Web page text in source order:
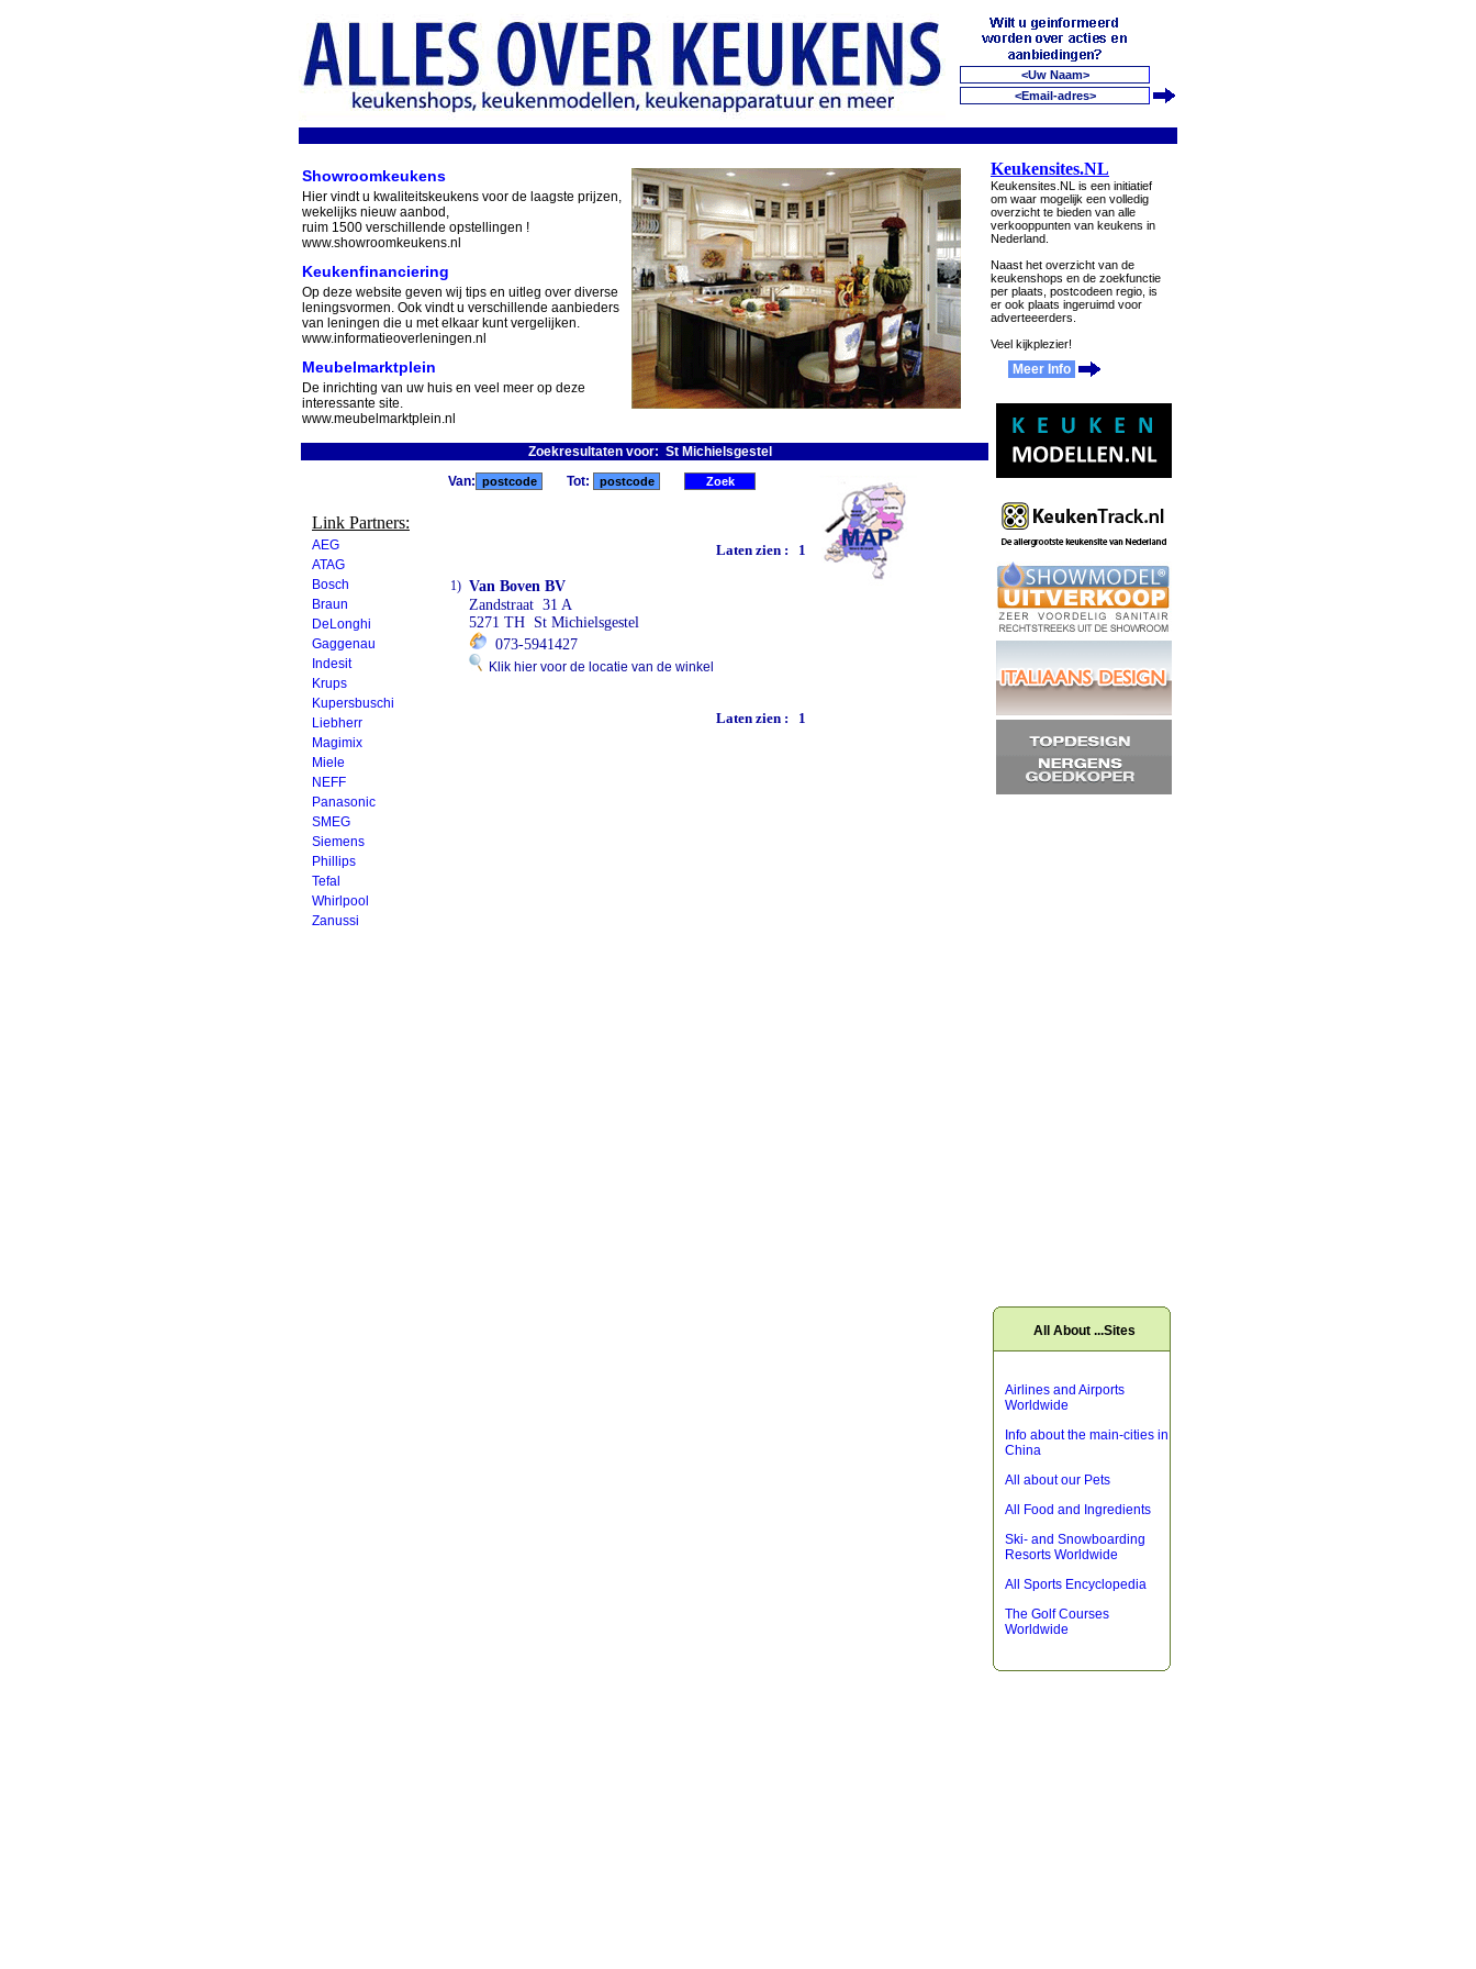
Showroomkeukens
Hier vindt u kwaliteitskeukens voor de laagste prijzen,
wekelijks nieuw aanbod,
ruim 1500 verschillende opstellingen !
www.showroomkeukens.nl
Keukenfinanciering
Op deze website geven wij tips en uitleg over diverse
leningsvormen. Ook vindt u verschillende aanbieders
van leningen die u met elkaar kunt vergelijken.
www.informatieoverleningen.nl
Meubelmarktplein
De inrichting van uw huis en veel meer op deze
interessante site.
www.meubelmarktplein.nl
Zoekresultaten voor: St Michielsgestel
Link Partners:
AEG
ATAG
Bosch
Braun
DeLonghi
Gaggenau
Indesit
Krups
Kupersbuschi
Liebherr
Magimix
Miele
NEFF
Panasonic
SMEG
Siemens
Phillips
Tefal
Whirlpool
Zanussi
Van: Tot:
Laten zien : 1
1) Van Boven BV
Zandstraat 31 A
5271 TH St Michielsgestel
073-5941427
Klik hier voor de locatie van de winkel
Laten zien : 1
Keukensites.NL
Keukensites.NL is een initiatief
om waar mogelijk een volledig
overzicht te bieden van alle
verkooppunten van keukens in
Nederland.
Naast het overzicht van de
keukenshops en de zoekfunctie
per plaats, postcodeen regio, is
er ook plaats ingeruimd voor
adverteeerders.
Veel kijkplezier!
Meer Info
All About ...Sites
Airlines and Airports
Worldwide
Info about the main-cities in
China
All about our Pets
All Food and Ingredients
Ski- and Snowboarding
Resorts Worldwide
All Sports Encyclopedia
The Golf Courses
Worldwide